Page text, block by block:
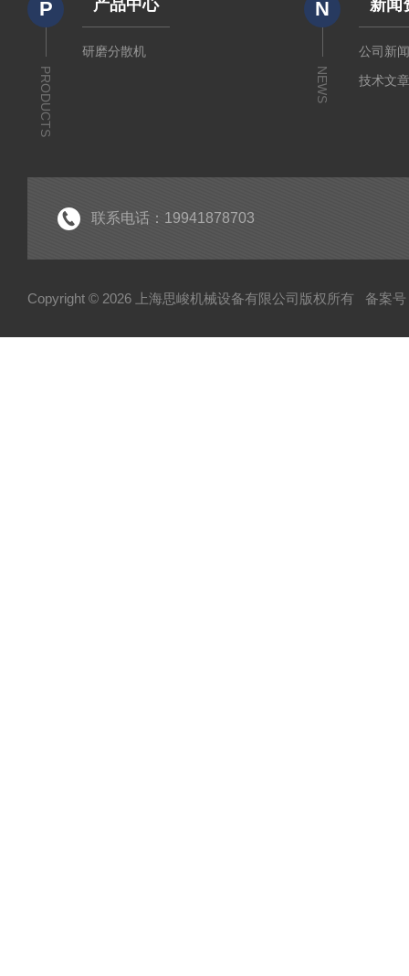
P
PRODUCTS
产品中心
研磨分散机
N
NEWS
新闻
公司新
技术文
联系电话：19941878703
Copyright © 2026 上海思峻机械设备有限公司版权所有 备案号